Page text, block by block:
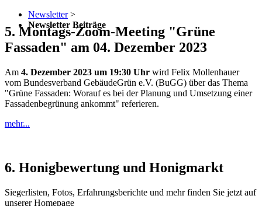
Newsletter >
Newsletter Beiträge
5. Montags-Zoom-Meeting "Grüne
Fassaden" am 04. Dezember 2023
Am 4. Dezember 2023 um 19:30 Uhr wird Felix Mollenhauer
vom Bundesverband GebäudeGrün e.V. (BuGG) über das Thema
"Grüne Fassaden: Worauf es bei der Planung und Umsetzung einer
Fassadenbegrünung ankommt" referieren.
mehr...
6. Honigbewertung und Honigmarkt
Siegerlisten, Fotos, Erfahrungsberichte und mehr finden Sie jetzt auf
unserer Homepage